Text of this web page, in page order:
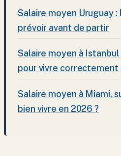
Salaire moyen Uruguay :
prévoir avant de partir
Salaire moyen à
pour vivre correctement
Salaire moyen à Miami,
bien vivre en 2026 ?